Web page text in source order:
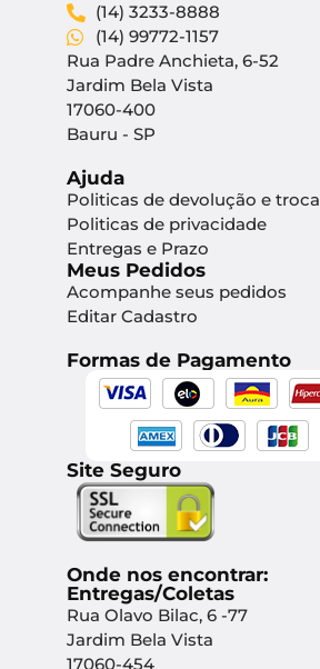
(14) 3233-8888
(14) 99772-1157
Rua Padre Anchieta, 6-52
Jardim Bela Vista
17060-400
Bauru - SP
Ajuda
Politicas de devolução e troca
Politicas de privacidade
Entregas e Prazo
Meus Pedidos
Acompanhe seus pedidos
Editar Cadastro
Formas de Pagamento
Site Seguro
Onde nos encontrar:
Entregas/Coletas
Rua Olavo Bilac, 6 -77
Jardim Bela Vista
17060-454